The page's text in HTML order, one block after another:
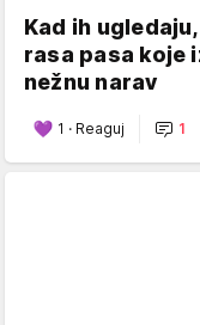
Kad ih
rasa pasa koje
nežnu narav
1 · Reaguj 1